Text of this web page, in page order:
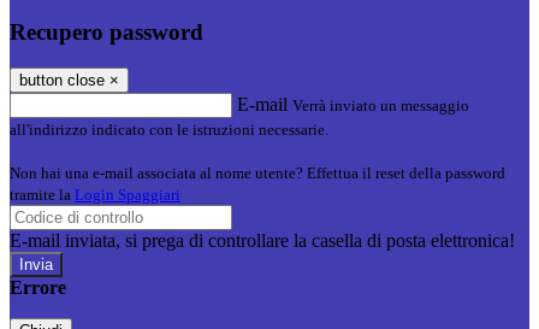
Recupero password
button close ×
E-mail Verrà inviato un messaggio
all'indirizzo indicato con le istruzioni necessarie.
Non hai una e-mail associata al nome utente? Effettua il reset della password
tramite la Login Spaggiari
E-mail inviata, si prega di controllare la casella di posta elettronica!
Errore